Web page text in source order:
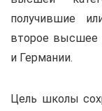
получившие
второе высшее
и Германии.
Цель школы